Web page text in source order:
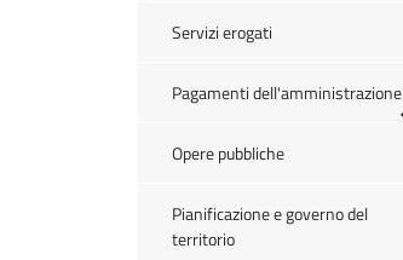
Servizi erogati
Pagamenti dell'amministrazione
Opere pubbliche
Pianificazione e governo del
territorio